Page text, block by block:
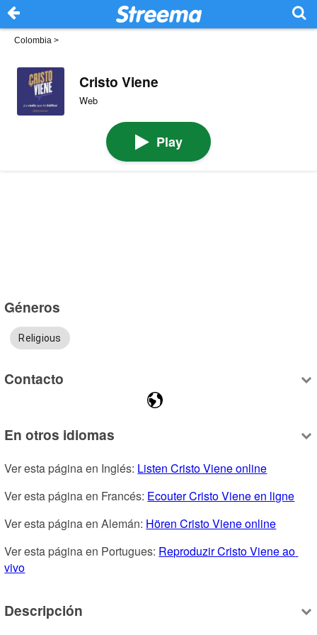
Colombia >
Cristo Viene
Web
Play
Géneros
Religious
Contacto
En otros idiomas
Ver esta página en Inglés: Listen Cristo Viene online
Ver esta página en Francés: Ecouter Cristo Viene en ligne
Ver esta página en Alemán: Hören Cristo Viene online
Ver esta página en Portugues: Reproduzir Cristo Viene ao
vivo
Descripción